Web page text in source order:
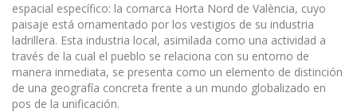
espacial específico: la comarca Horta Nord de València, cuyo
paisaje está ornamentado por los vestigios de su industria
ladrillera. Esta industria local, asimilada como una actividad a
través de la cual el pueblo se relaciona con su entorno de
manera inmediata, se presenta como un elemento de distinción
de una geografía concreta frente a un mundo globalizado en
pos de la unificación.